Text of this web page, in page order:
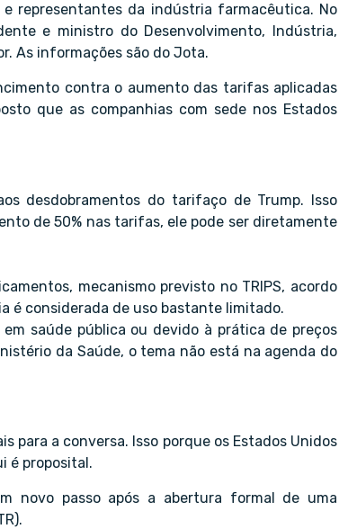
representantes da indústria farmacêutica. No
e ministro do Desenvolvimento, Indústria,
As informações são do Jota.
contra o aumento das tarifas aplicadas
que as companhias com sede nos Estados
desdobramentos do tarifaço de Trump. Isso
de 50% nas tarifas, ele pode ser diretamente
mecanismo previsto no TRIPS, acordo
é considerada de uso bastante limitado.
saúde pública ou devido à prática de preços
da Saúde, o tema não está na agenda do
para a conversa. Isso porque os Estados Unidos
é proposital.
novo passo após a abertura formal de uma